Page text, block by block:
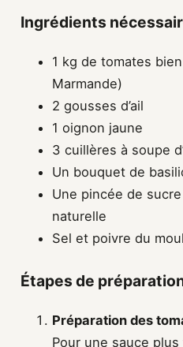
Ingrédients
1 kg de tomates
Marmande)
2 gousses d’ail
1 oignon jaune
3 cuillères à soupe
Un bouquet de
Une pincée de
naturelle
Sel et poivre du
Étapes de
Préparation des
Pour une sauce